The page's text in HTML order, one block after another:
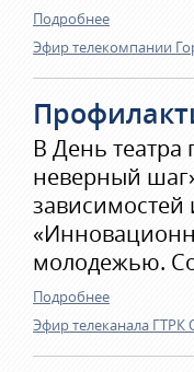
Подробнее
Эфир телекомпании
В День
неверный
зависимостей
молодежью.
Подробнее
Эфир телеканала ГТРК